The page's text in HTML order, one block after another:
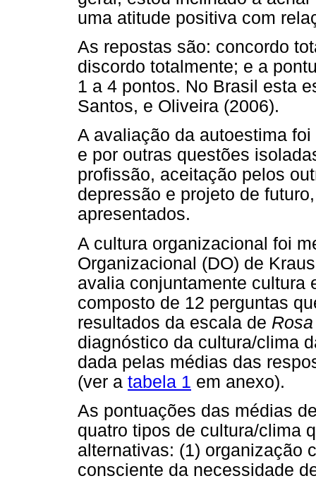
uma atitude positiva com
As repostas são: concordo
discordo totalmente; e a
1 a 4 pontos. No Brasil esta
Santos, e Oliveira (2006).
A avaliação da autoestima
e por outras questões
profissão, aceitação pelos
depressão e projeto de
apresentados.
A cultura organizacional foi
Organizacional (DO) de
avalia conjuntamente cultura
composto de 12 perguntas
resultados da escala de
diagnóstico da cultura/clima
dada pelas médias das
(ver a tabela 1 em anexo).
As pontuações das médias
quatro tipos de cultura/clima
alternativas: (1) organização
consciente da necessidade